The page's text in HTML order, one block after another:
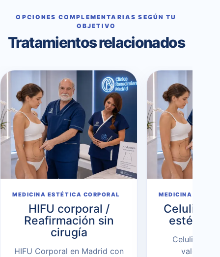
OPCIONES COMPLEMENTARIAS SEGÚN TU
OBJETIVO
Tratamientos relacionados
MEDICINA ESTÉTICA CORPORAL
HIFU corporal /
Reafirmación sin
cirugía
HIFU Corporal en Madrid con
MEDICINA
Celulitis /
estética
Celulitis en